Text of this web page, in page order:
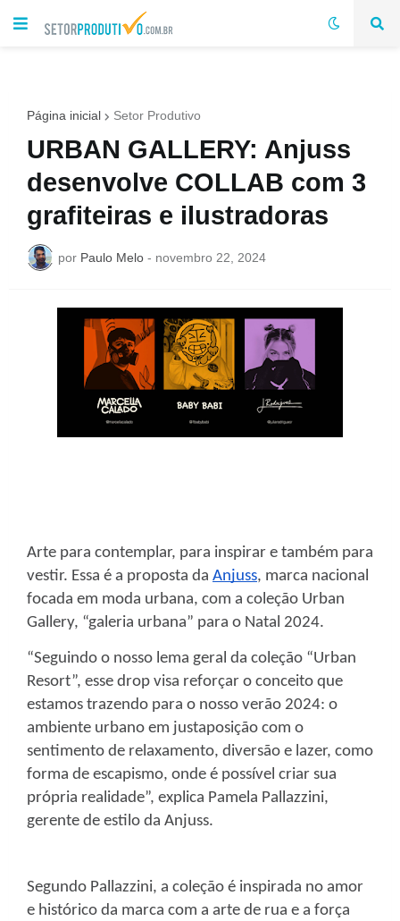
Página inicial Setor Produtivo
URBAN GALLERY: Anjuss
desenvolve COLLAB com 3
grafiteiras e ilustradoras
por Paulo Melo - novembro 22, 2024
Arte para contemplar, para inspirar e também para
vestir. Essa é a proposta da Anjuss, marca nacional
focada em moda urbana, com a coleção Urban
Gallery, “galeria urbana” para o Natal 2024.
“Seguindo o nosso lema geral da coleção “Urban
Resort”, esse drop visa reforçar o conceito que
estamos trazendo para o nosso verão 2024: o
ambiente urbano em justaposição com o
sentimento de relaxamento, diversão e lazer, como
forma de escapismo, onde é possível criar sua
própria realidade”, explica Pamela Pallazzini,
gerente de estilo da Anjuss.
Segundo Pallazzini, a coleção é inspirada no amor
e histórico da marca com a arte de rua e a força